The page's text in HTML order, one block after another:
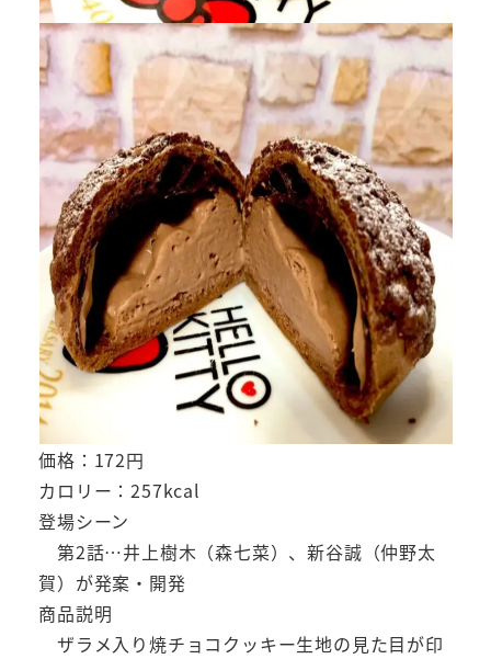
価格：172円
カロリー：257kcal
登場シーン
第2話…井上樹木（森七菜）、新谷誠（仲野太
賀）が発案・開発
商品説明
ザラメ入り焼チョコクッキー生地の見た目が印